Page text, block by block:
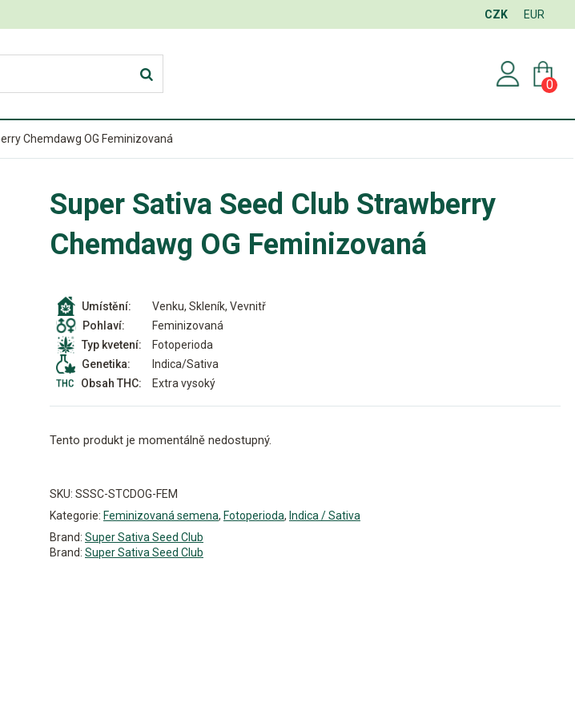
CZK EUR
0
Chemdawg OG Feminizovaná
Super Sativa Seed Club Strawberry
Chemdawg OG Feminizovaná
Umístění:
Venku, Skleník, Vevnitř
Pohlaví:
Feminizovaná
Typ kvetení:
Fotoperioda
Genetika:
Indica/Sativa
Obsah THC:
Extra vysoký
Tento produkt je momentálně nedostupný.
SKU: SSSC-STCDOG-FEM
Kategorie: Feminizovaná semena, Fotoperioda, Indica / Sativa
Brand: Super Sativa Seed Club
Brand: Super Sativa Seed Club